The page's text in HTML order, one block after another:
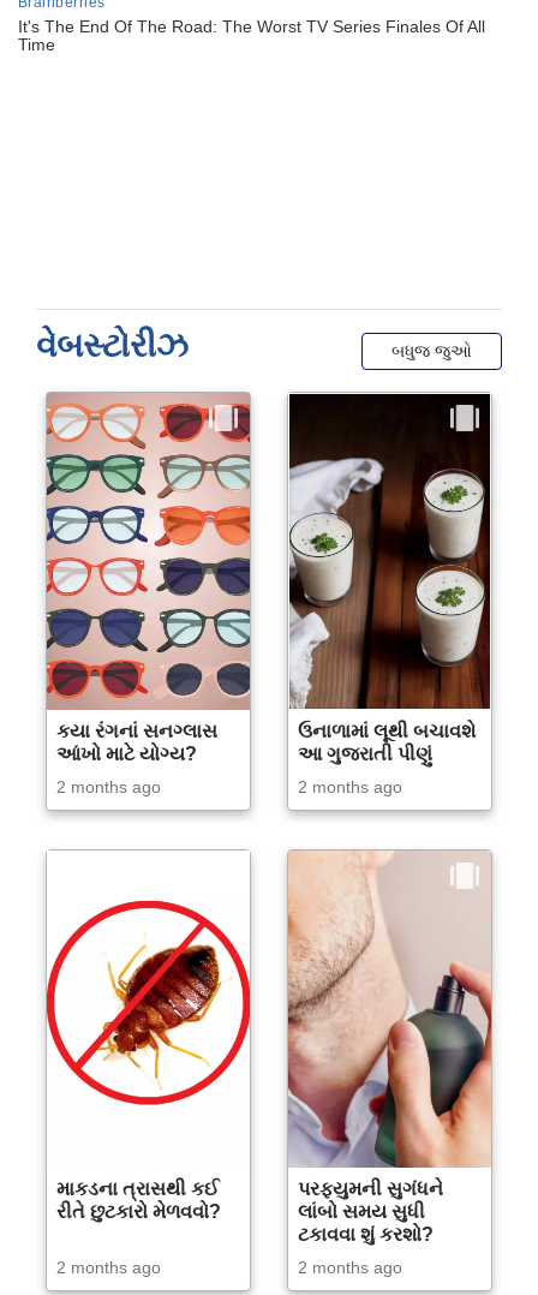
વેબસ્ટોરીઝ બધુજ જુઓ
કયા રંગનાં સનગ્લાસ
આંખો માટે યોગ્ય?
2 months ago
ઉનાળામાં લૂથી બચાવશે
આ ગુજરાતી પીણું
2 months ago
માકડના ત્રાસથી કઈ
રીતે છુટકારો મેળવવો?
2 months ago
પરફ્યુમની સુગંધને
લાંબો સમય સુધી
ટકાવવા શું કરશો?
2 months ago